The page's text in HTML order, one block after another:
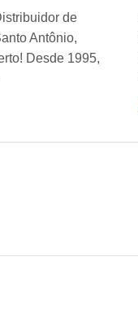
de
Antônio,
Desde 1995,